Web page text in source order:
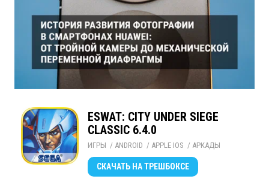
ESWAT: CITY UNDER SIEGE
CLASSIC 6.4.0
ИГРЫ / ANDROID / APPLE IOS / АРКАДЫ
СКАЧАТЬ НА ТРЕШБОКСЕ